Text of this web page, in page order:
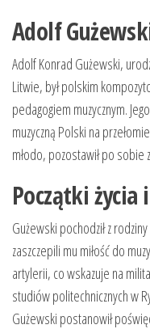
Adolf
Adolf Konrad Gużewski,
Litwie, był polskim
pedagogiem muzycznym.
muzyczną Polski na
młodo, pozostawił po sobie
Początki życia
Gużewski pochodził z
zaszczepili mu miłość do
artylerii, co wskazuje na
studiów politechnicznych w
Gużewski postanowił